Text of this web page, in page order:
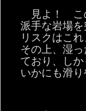
見よ！ こ
派手な岩場
リスクはこ
その上、湿
ており、し
いかにも滑り